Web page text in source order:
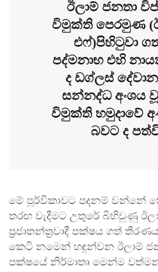
ඊලාම් ජනතා
විමුක්ති පෙරමුණ
එෆ්)පිහිටුවා
පද්මනාභ එහි
ද ඩග්ලස්
සන්නද්ධ අංශය
විමුක්ති හමුදාවේ
බවට ද
මේ පූර්විකාවට පදනම් වන්නේ
තරඟ වැදීමට උතුරේ බිහිවුණු
ප්‍රජාතන්ත්‍රවාදී පක්ෂය ගත්
කෙටි නමෙන් හඳුන්වන ඊලාම්
පක්ෂයේ නිර්මාතෘ මෙන්ම